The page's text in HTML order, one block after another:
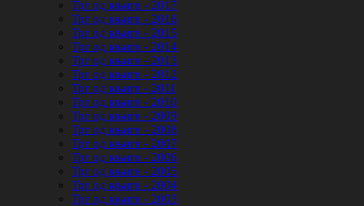
Трг од књиге - 2017
Трг од књиге - 2016
Трг од књиге - 2015
Трг од књиге - 2014
Трг од књиге - 2013
Трг од књиге - 2012
Трг од књиге - 2011
Трг од књиге - 2010
Трг од књиге - 2009
Трг од књиге - 2008
Трг од књиге - 2007
Трг од књиге - 2006
Трг од књиге - 2005
Трг од књиге - 2004
Трг од књиге - 2003